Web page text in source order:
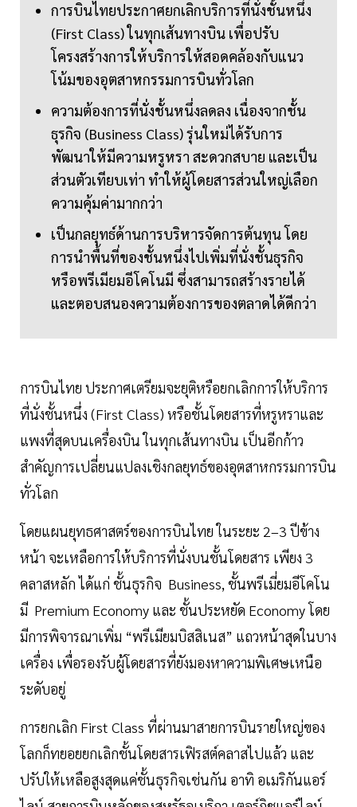
การบินไทยประกาศยกเลิกบริการที่นั่งชั้นหนึ่ง
(First Class) ในทุกเส้นทางบิน เพื่อปรับ
โครงสร้างการให้บริการให้สอดคล้องกับแนว
โน้มของอุตสาหกรรมการบินทั่วโลก
ความต้องการที่นั่งชั้นหนึ่งลดลง เนื่องจากชั้น
ธุรกิจ (Business Class) รุ่นใหม่ได้รับการ
พัฒนาให้มีความหรูหรา สะดวกสบาย และเป็น
ส่วนตัวเทียบเท่า ทำให้ผู้โดยสารส่วนใหญ่เลือก
ความคุ้มค่ามากกว่า
เป็นกลยุทธ์ด้านการบริหารจัดการต้นทุน โดย
การนำพื้นที่ของชั้นหนึ่งไปเพิ่มที่นั่งชั้นธุรกิจ
หรือพรีเมียมอีโคโนมี ซึ่งสามารถสร้างรายได้
และตอบสนองความต้องการของตลาดได้ดีกว่า
การบินไทย ประกาศเตรียมจะยุติหรือยกเลิกการให้บริการ
ที่นั่งชั้นหนึ่ง (First Class) หรือชั้นโดยสารที่หรูหราและ
แพงที่สุดบนเครื่องบิน ในทุกเส้นทางบิน เป็นอีกก้าว
สำคัญการเปลี่ยนแปลงเชิงกลยุทธ์ของอุตสาหกรรมการบิน
ทั่วโลก
โดยแผนยุทธศาสตร์ของการบินไทย ในระยะ 2–3 ปีข้าง
หน้า จะเหลือการให้บริการที่นั่งบนชั้นโดยสาร เพียง 3
คลาสหลัก ได้แก่ ชั้นธุรกิจ Business, ชั้นพรีเมี่ยมอีโคโน
มี Premium Economy และ ชั้นประหยัด Economy โดย
มีการพิจารณาเพิ่ม “พรีเมียมบิสสิเนส” แถวหน้าสุดในบาง
เครื่อง เพื่อรองรับผู้โดยสารที่ยังมองหาความพิเศษเหนือ
ระดับอยู่
การยกเลิก First Class ที่ผ่านมาสายการบินรายใหญ่ของ
โลกก็ทยอยยกเลิกชั้นโดยสารเฟิรสต์คลาสไปแล้ว และ
ปรับให้เหลือสูงสุดแค่ชั้นธุรกิจเช่นกัน อาทิ อเมริกันแอร์